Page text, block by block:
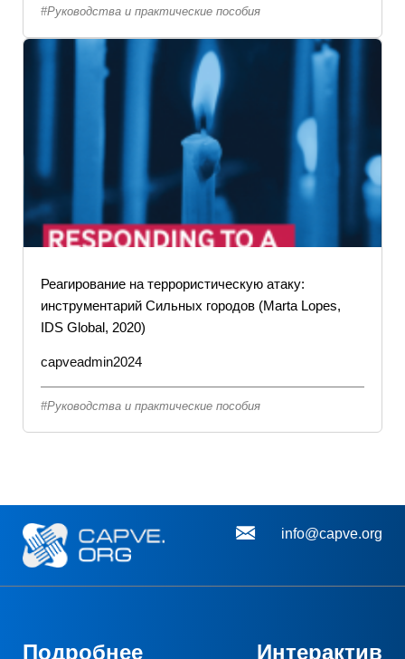
Руководства и практические пособия
Реагирование на террористическую атаку:
инструментарий Сильных городов (Marta Lopes,
IDS Global, 2020)
capveadmin2024
Руководства и практические пособия
info@capve.org
Подробнее Интерактив